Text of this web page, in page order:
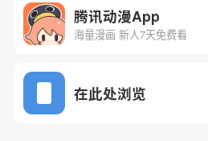
腾讯动漫App
海量漫画 新人7天免费看
在此处浏览